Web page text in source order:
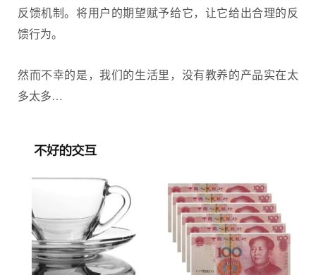
反馈机制。将用户的期望赋予给它，让它给出合理的反
馈行为。
然而不幸的是，我们的生活里，没有教养的产品实在太
多太多…